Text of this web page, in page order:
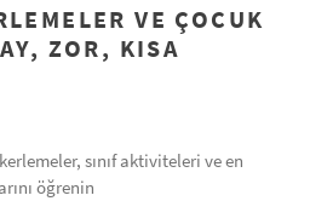
VE ÇOCUK
ZOR, KISA
sınıf aktiviteleri ve en
öğrenin